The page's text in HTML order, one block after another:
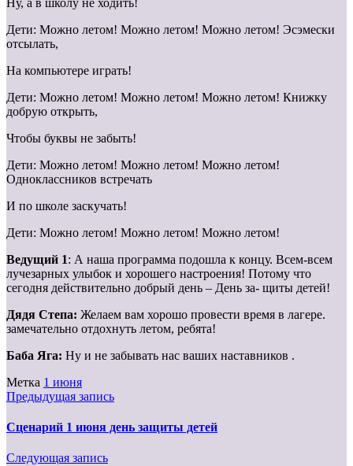
Дети: Можно летом! Можно летом! Можно летом! Эсэмески
отсылать,
На компьютере играть!
Дети: Можно летом! Можно летом! Можно летом! Книжку
добрую открыть,
Чтобы буквы не забыть!
Дети: Можно летом! Можно летом! Можно летом!
Одноклассников встречать
И по школе заскучать!
Дети: Можно летом! Можно летом! Можно летом!
Ведущий 1: А наша программа подошла к концу. Всем-всем
лучезарных улыбок и хорошего настроения! Потому что
сегодня действительно добрый день – День за- щиты детей!
Дядя Степа: Желаем вам хорошо провести время в лагере.
замечательно отдохнуть летом, ребята!
Баба Яга: Ну и не забывать нас ваших наставников .
Метка 1 июня
Предыдущая запись
Сценарий 1 июня день защиты детей
Следующая запись